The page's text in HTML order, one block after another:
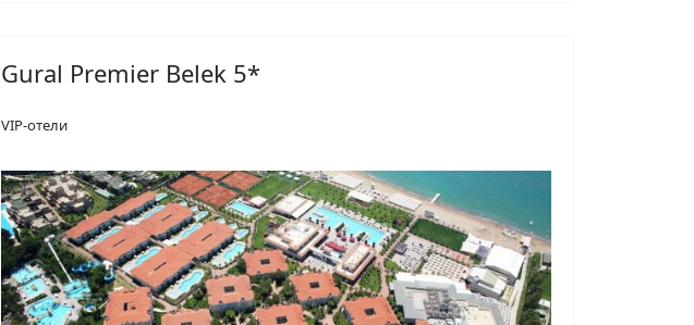
Gural Premier Belek 5*
VIP-отели